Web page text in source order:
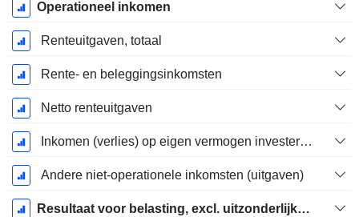
Operationeel inkomen
Renteuitgaven, totaal
Rente- en beleggingsinkomsten
Netto renteuitgaven
Inkomen (verlies) op eigen vermogen investering.
Andere niet-operationele inkomsten (uitgaven)
Resultaat voor belasting, excl. uitzonderlijke posten